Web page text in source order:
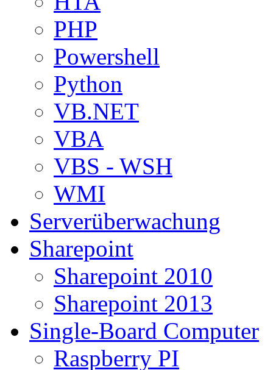
PHP
Powershell
Python
VB.NET
VBA
VBS - WSH
WMI
Serverüberwachung
Sharepoint
Sharepoint 2010
Sharepoint 2013
Single-Board Computer
Raspberry PI